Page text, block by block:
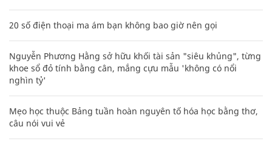
20 số điện thoại ma ám bạn không bao giờ nên gọi
Nguyễn Phương Hằng sở hữu khối tài sản "siêu khủng", từng
khoe sổ đỏ tính bằng cân, mắng cựu mẫu 'không có nổi
nghìn tỷ'
Mẹo học thuộc Bảng tuần hoàn nguyên tố hóa học bằng thơ,
câu nói vui vẻ